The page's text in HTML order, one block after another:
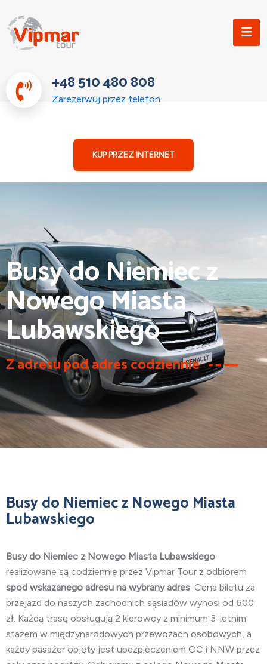
+48 510 480 808
Zarezerwuj przez telefon
KUP PRZEZ INTERNET
Busy do Niemiec z
Nowego Miasta
Lubawskiego
Z adresu pod adres codziennie
Busy do Niemiec z Nowego Miasta
Lubawskiego
Busy do Niemiec z Nowego Miasta Lubawskiego
realizowane są codziennie przez Vipmar Tour z odbiorem
spod wskazanego adresu na wybrany adres. Cena biletu za
przejazd do naszych zachodnich sąsiadów wynosi od 600
zł. Każdą trasę obsługują 2 kierowcy z minimum 3-letnim
stażem w międzynarodowych przewozach osobowych, a
każdy pasażer objęty jest ubezpieczeniem OC i NNW przez